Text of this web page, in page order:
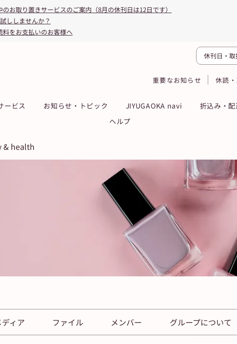
お取り置きサービスのご案内（8月の休刊日は12日です）
ししませんか？
料をお支払いのお客様へ
休刊日・
重要なお知らせ 休読
ービス お知らせ・トピック JIYUGAOKA navi 折込み・
ヘルプ
& health
ディア ファイル メンバー グループについて